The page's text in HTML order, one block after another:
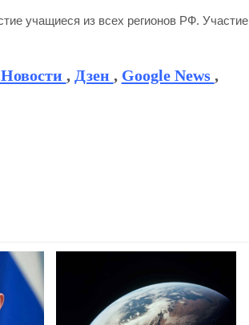
учащиеся из всех регионов РФ. Участие
, Дзен , Google News ,